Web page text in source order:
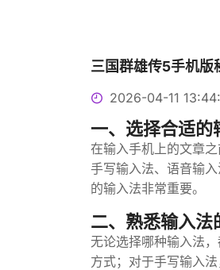
三国群雄传5手机版
2026-04-11
一、选择合适的
在输入手机上的文章
手写输入法、语音输
的输入法非常重要。
二、熟悉输入法
无论选择哪种输入法
方式；对于手写输入